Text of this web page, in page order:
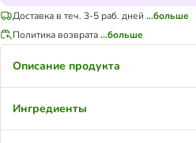
Доставка в теч. 3-5 раб. дней ...больше
Политика возврата...больше
Описание продукта
Ингредиенты